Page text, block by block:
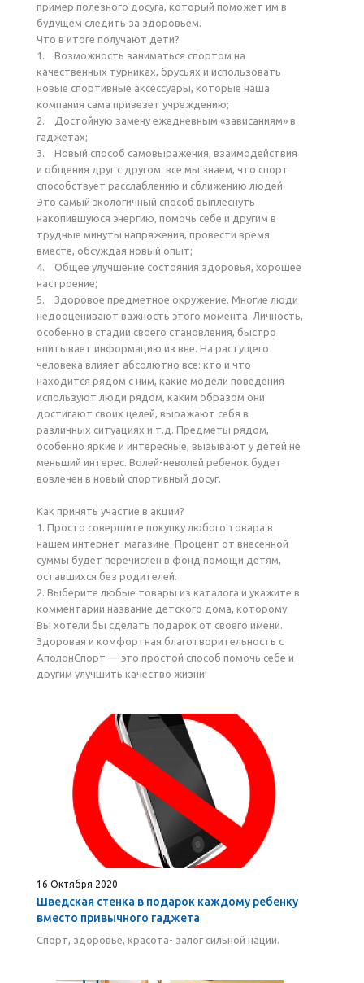
пример полезного досуга, который поможет им в
будущем следить за здоровьем.
Что в итоге получают дети?
1. Возможность заниматься спортом на
качественных турниках, брусьях и использовать
новые спортивные аксессуары, которые наша
компания сама привезет учреждению;
2. Достойную замену ежедневным «зависаниям» в
гаджетах;
3. Новый способ самовыражения, взаимодействия
и общения друг с другом: все мы знаем, что спорт
способствует расслаблению и сближению людей.
Это самый экологичный способ выплеснуть
накопившуюся энергию, помочь себе и другим в
трудные минуты напряжения, провести время
вместе, обсуждая новый опыт;
4. Общее улучшение состояния здоровья, хорошее
настроение;
5. Здоровое предметное окружение. Многие люди
недооценивают важность этого момента. Личность,
особенно в стадии своего становления, быстро
впитывает информацию из вне. На растущего
человека влияет абсолютно все: кто и что
находится рядом с ним, какие модели поведения
используют люди рядом, каким образом они
достигают своих целей, выражают себя в
различных ситуациях и т.д. Предметы рядом,
особенно яркие и интересные, вызывают у детей не
меньший интерес. Волей-неволей ребенок будет
вовлечен в новый спортивный досуг.
Как принять участие в акции?
1. Просто совершите покупку любого товара в
нашем интернет-магазине. Процент от внесенной
суммы будет перечислен в фонд помощи детям,
оставшихся без родителей.
2. Выберите любые товары из каталога и укажите в
комментарии название детского дома, которому
Вы хотели бы сделать подарок от своего имени.
Здоровая и комфортная благотворительность с
АполонСпорт — это простой способ помочь себе и
другим улучшить качество жизни!
16 Октября 2020
Шведская стенка в подарок каждому ребенку
вместо привычного гаджета
Спорт, здоровье, красота- залог сильной нации.